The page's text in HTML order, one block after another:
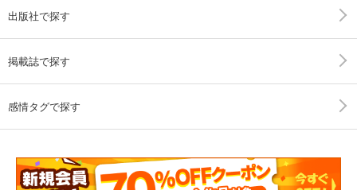
出版社で探す
掲載誌で探す
感情タグで探す